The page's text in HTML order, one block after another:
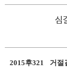
심
2015후321 거절